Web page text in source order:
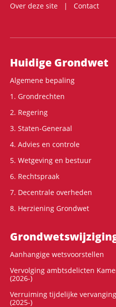
Over deze site
Contact
Hoofdnavigatie
Huidige Grondwet
Algemene bepaling
1. Grondrechten
2. Regering
3. Staten-Generaal
4. Advies en controle
5. Wetgeving en bestuur
6. Rechtspraak
7. Decentrale overheden
8. Herziening Grondwet
Aanhangige wetsvoorstellen
Vervolging ambtsdelicten
(2026-)
Verruiming tijdelijke
(2025-)